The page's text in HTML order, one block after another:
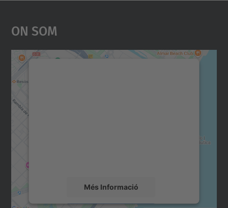
On Som
Més Informació